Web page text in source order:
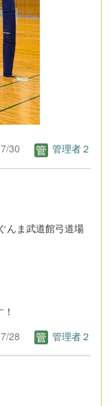
30 管理者２
んま武道館弓道場
28
管理者２